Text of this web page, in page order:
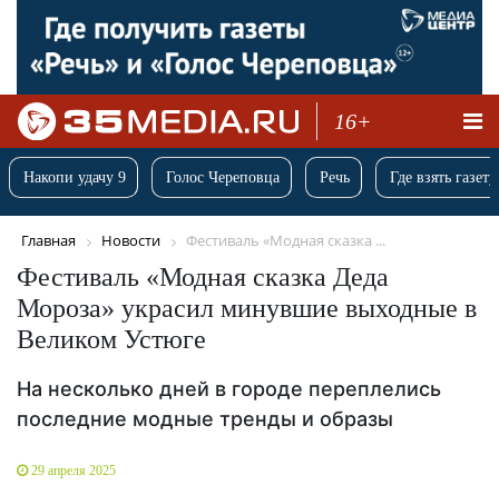
16+
Накопи удачу 9 Голос Череповца Речь Где взять
Главная Новости Фестиваль «Модная сказка ...
Фестиваль «Модная сказка Деда
Мороза» украсил минувшие выходные в
Великом Устюге
На несколько дней в городе переплелись
последние модные тренды и образы
29 апреля 2025